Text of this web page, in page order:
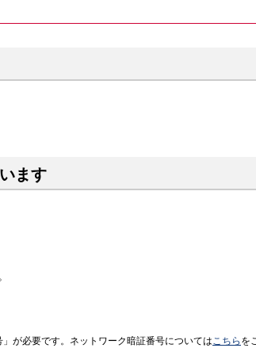
ます
が必要です。ネットワーク暗証番号についてはこちら を